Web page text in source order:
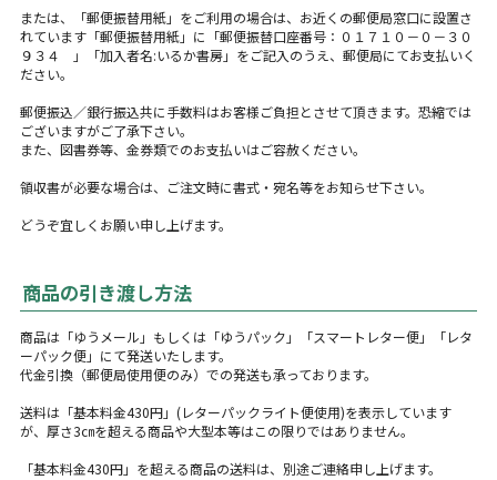
または、「郵便振替用紙」をご利用の場合は、お近くの郵便局窓口に設置さ
れています「郵便振替用紙」に「郵便振替口座番号：０１７１０－０－３０
９３４ 」「加入者名:いるか書房」をご記入のうえ、郵便局にてお支払いく
ださい。
郵便振込／銀行振込共に手数料はお客様ご負担とさせて頂きます。恐縮では
ございますがご了承下さい。
また、図書券等、金券類でのお支払いはご容赦ください。
領収書が必要な場合は、ご注文時に書式・宛名等をお知らせ下さい。
どうぞ宜しくお願い申し上げます。
商品の引き渡し方法
商品は「ゆうメール」もしくは「ゆうパック」「スマートレター便」「レタ
ーパック便」にて発送いたします。
代金引換（郵便局使用便のみ）での発送も承っております。
送料は「基本料金430円」(レターパックライト便使用)を表示しています
が、厚さ3㎝を超える商品や大型本等はこの限りではありません。
「基本料金430円」を超える商品の送料は、別途ご連絡申し上げます。